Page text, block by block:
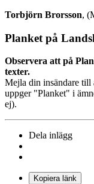
Torbjörn Brorsson,
Planket på
Observera att på
texter.
Mejla din insändare till
uppger "Planket" i
ej).
Dela inlägg
Kopiera länk